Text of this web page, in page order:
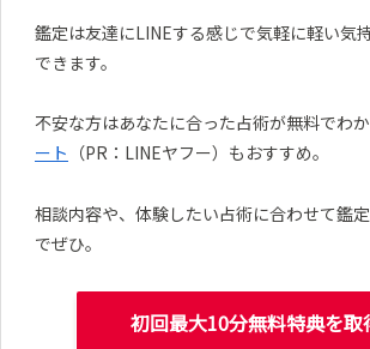
鑑定は友達にLINEする感じで気軽に軽い気
できます。
不安な方はあなたに合った占術が無料でわ
ート （PR：LINEヤフー）もおすすめ。
相談内容や、体験したい占術に合わせて鑑
でぜひ。
初回最大10分無料特典を